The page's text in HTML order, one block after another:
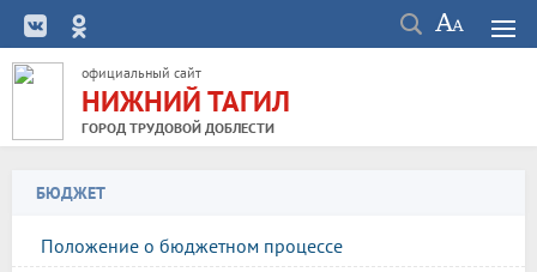
официальный сайт
НИЖНИЙ ТАГИЛ
ГОРОД ТРУДОВОЙ ДОБЛЕСТИ
БЮДЖЕТ
Положение о бюджетном процессе